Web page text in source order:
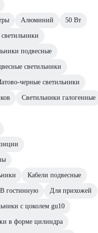
Алюминий 50 Вт
подвесные
светильники
черные светильники
Светильники галогенные
Кабели подвесные
В гостинную Для прихожей
с цоколем gu10
в форме цилиндра